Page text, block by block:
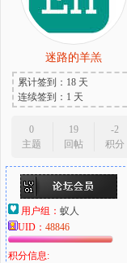
爱
迷路的羊羔
累计签到：18 天
连续签到：1 天
0
主题
19
回帖
-2
积分
用户组： 蚁人
UID： 48846
积分信息: